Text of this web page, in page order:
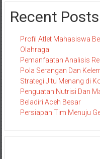
Recent Posts
Profil Atlet Mahasiswa
Olahraga
Pemanfaatan Analisis
Pola Serangan Dan
Strategi Jitu Menang di
Penguatan Nutrisi Dan
Beladiri Aceh Besar
Persiapan Tim Menuju